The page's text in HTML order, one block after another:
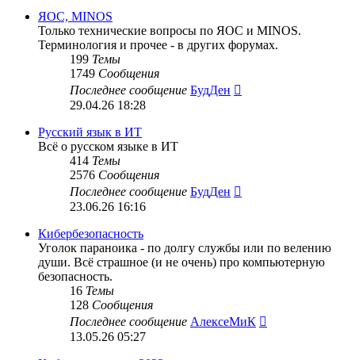
ЯОС, MINOS
Только технические вопросы по ЯОС и MINOS.
Терминология и прочее - в других форумах.
199 Темы
1749 Сообщения
Последнее сообщение БудДен
29.04.26 18:28
Русский язык в ИТ
Всё о русском языке в ИТ
414 Темы
2576 Сообщения
Последнее сообщение БудДен
23.06.26 16:16
Кибербезопасность
Уголок параноика - по долгу службы или по велению
души. Всё страшное (и не очень) про компьютерную
безопасность.
16 Темы
128 Сообщения
Последнее сообщение АлексеМиК
13.05.26 05:27